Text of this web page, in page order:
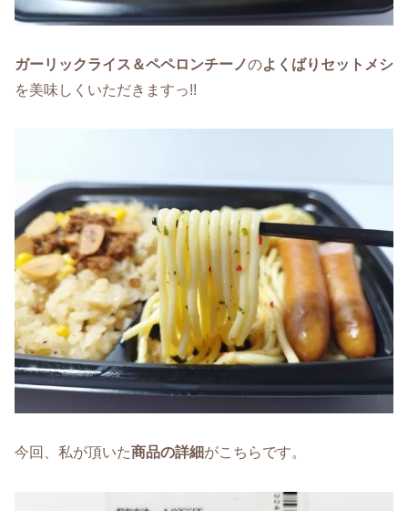
ガーリックライス＆ペペロンチーノのよくばりセットメシ
を美味しくいただきますっ!!
今回、私が頂いた商品の詳細がこちらです。